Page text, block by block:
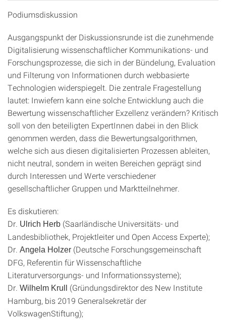
Podiumsdiskussion
Ausgangspunkt der Diskussionsrunde ist die zunehmende
Digitalisierung wissenschaftlicher Kommunikations- und
Forschungsprozesse, die sich in der Bündelung, Evaluation
und Filterung von Informationen durch webbasierte
Technologien widerspiegelt. Die zentrale Fragestellung
lautet: Inwiefern kann eine solche Entwicklung auch die
Bewertung wissenschaftlicher Exzellenz verändern? Kritisch
soll von den beteiligten ExpertInnen dabei in den Blick
genommen werden, dass die Bewertungsalgorithmen,
welche sich aus diesen digitalisierten Prozessen ableiten,
nicht neutral, sondern in weiten Bereichen geprägt sind
durch Interessen und Werte verschiedener
gesellschaftlicher Gruppen und Marktteilnehmer.
Es diskutieren:
Dr. Ulrich Herb (Saarländische Universitäts- und
Landesbibliothek, Projektleiter und Open Access Experte);
Dr. Angela Holzer (Deutsche Forschungsgemeinschaft
DFG, Referentin für Wissenschaftliche
Literaturversorgungs- und Informationssysteme);
Dr. Wilhelm Krull
(Gründungsdirektor des New Institute
Hamburg, bis 2019 Generalsekretär der
VolkswagenStiftung);